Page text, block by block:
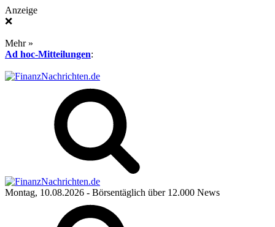
Anzeige
❌
Mehr »
Ad hoc-Mitteilungen:
Montag, 10.08.2026 - Börsentäglich über 12.000 News